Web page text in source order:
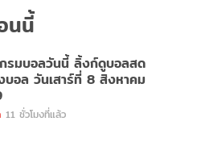
นนี้
รมบอลวันนี้ ลิ้งก์ดูบอลสด
บอล วันเสาร์ที่ 8 สิงหาคม
11 ชั่วโมงที่แล้ว